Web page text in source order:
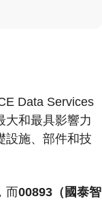
Data Services
大和最具影響力
設施、部件和技
而00893（國泰智